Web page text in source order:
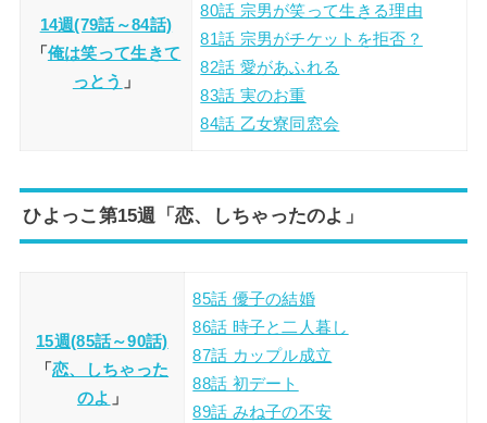
14週(79話～84話)
「 俺は笑って生きて
っとう 」
80話 宗男が笑って生きる理由
81話 宗男がチケットを拒否？
82話 愛があふれる
83話 実のお重
84話 乙女寮同窓会
ひよっこ第15週「恋、しちゃったのよ」
15週(85話～90話)
「 恋、しちゃった
のよ 」
85話 優子の結婚
86話 時子と二人暮し
87話 カップル成立
88話 初デート
89話 みね子の不安